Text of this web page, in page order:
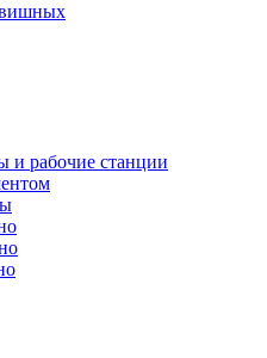
и рабочие станции